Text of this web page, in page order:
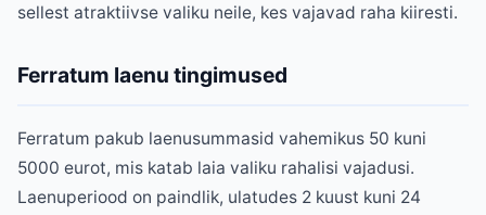
sellest atraktiivse valiku neile, kes vajavad raha kiiresti.
Ferratum laenu tingimused
Ferratum pakub laenusummasid vahemikus 50 kuni
5000 eurot, mis katab laia valiku rahalisi vajadusi.
Laenuperiood on paindlik, ulatudes 2 kuust kuni 24